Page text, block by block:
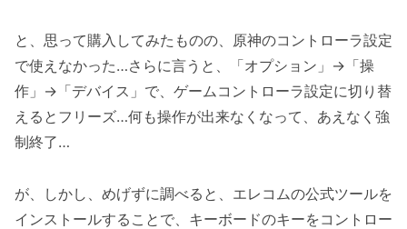
と、思って購入してみたものの、原神のコントローラ設定
で使えなかった…さらに言うと、「オプション」→「操
作」→「デバイス」で、ゲームコントローラ設定に切り替
えるとフリーズ…何も操作が出来なくなって、あえなく強
制終了…
が、しかし、めげずに調べると、エレコムの公式ツールを
インストールすることで、キーボードのキーをコントロー